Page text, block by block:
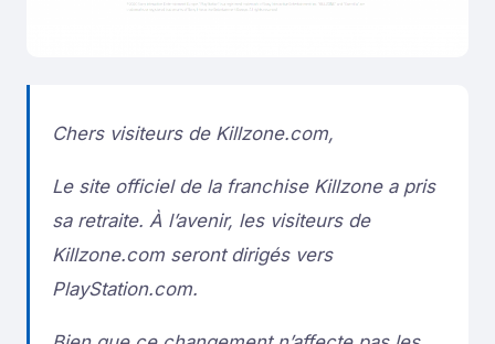
Chers visiteurs de Killzone.com,
Le site officiel de la franchise Killzone a pris
sa retraite. À l’avenir, les visiteurs de
Killzone.com seront dirigés vers
PlayStation.com.